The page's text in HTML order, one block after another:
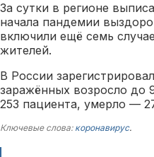
За сутки в регионе
начала пандемии
включили ещё семь
жителей.
В России
заражённых возросло до
253 пациента, умерло —
Ключевые слова: коронавирус.